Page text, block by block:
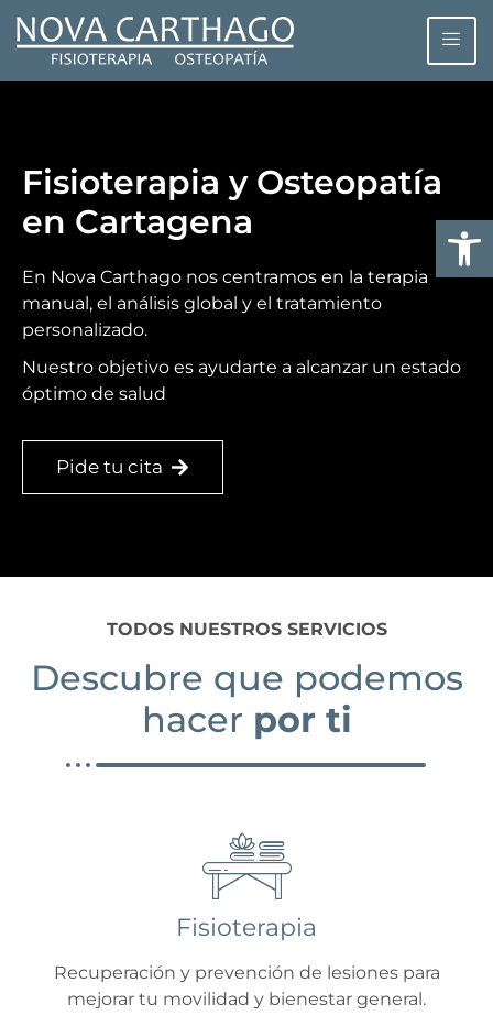
Fisioterapia y Osteopatía
en Cartagena
En Nova Carthago nos centramos en la terapia
manual, el análisis global y el tratamiento
personalizado.
Nuestro objetivo es ayudarte a alcanzar un estado
óptimo de salud
Pide tu cita
TODOS NUESTROS SERVICIOS
Descubre que podemos
hacer por ti
Fisioterapia
Recuperación y prevención de lesiones para
mejorar tu movilidad y bienestar general.